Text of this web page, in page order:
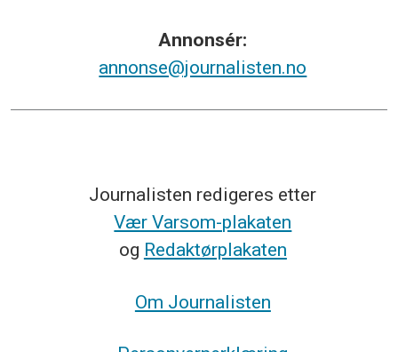
Annonsér:
annonse@journalisten.no
Journalisten redigeres etter
Vær Varsom-plakaten
og Redaktørplakaten
Om Journalisten